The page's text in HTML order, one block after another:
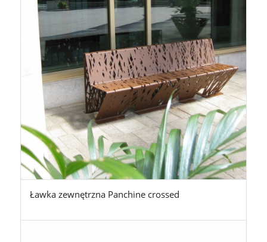
Ławka zewnętrzna Panchine crossed